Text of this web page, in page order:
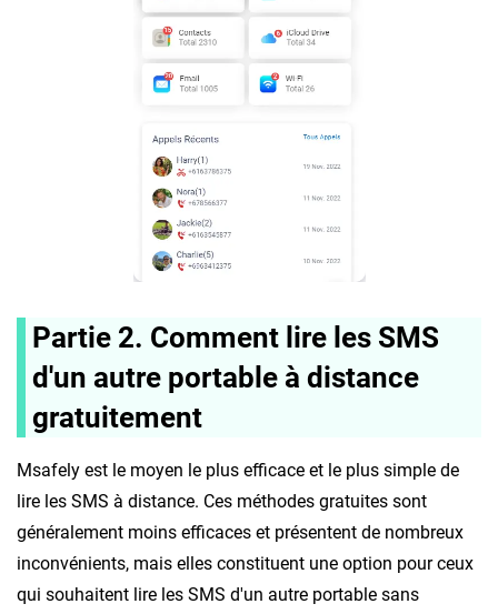
Partie 2. Comment lire les SMS
d'un autre portable à distance
gratuitement
Msafely est le moyen le plus efficace et le plus simple de
lire les SMS à distance. Ces méthodes gratuites sont
généralement moins efficaces et présentent de nombreux
inconvénients, mais elles constituent une option pour ceux
qui souhaitent lire les SMS d'un autre portable sans